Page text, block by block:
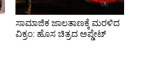
ಸಾಮಾಜಿಕ ಜಾಲತಾಣಕ್ಕೆ ಮರಳಿದ
ವಿಕ್ರಂ: ಹೊಸ ಚಿತ್ರದ ಅಪ್ಡೇಟ್